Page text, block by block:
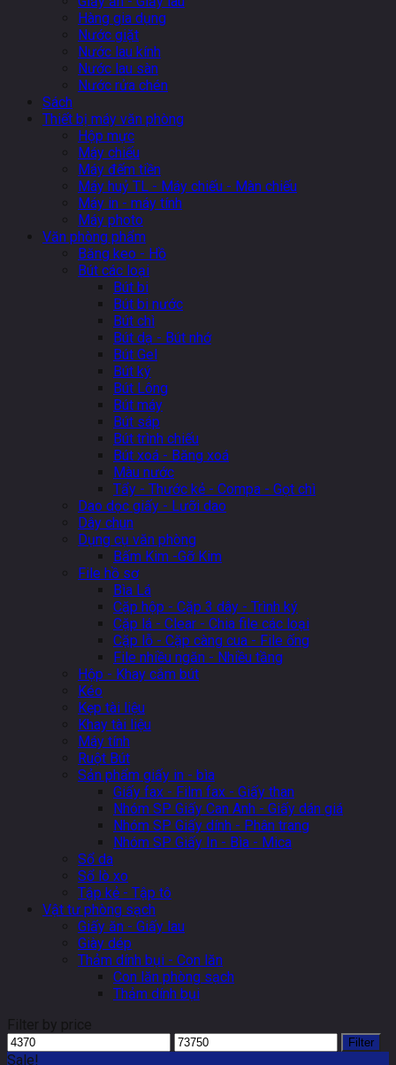
Hàng gia dụng
Nước giặt
Nước lau kính
Nước lau sàn
Nước rửa chén
Sách
Thiết bị máy văn phòng
Hộp mực
Máy chiếu
Máy đếm tiền
Máy huỷ TL - Máy chiếu - Màn chiếu
Máy in - máy tính
Máy photo
Văn phòng phẩm
Băng keo - Hồ
Bút các loại
Bút bi
Bút bi nước
Bút chì
Bút dạ - Bút nhớ
Bút Gel
Bút ký
Bút Lông
Bút máy
Bút sáp
Bút trình chiếu
Bút xoá - Băng xoá
Màu nước
Tẩy - Thước kẻ - Compa - Gọt chì
Dao dọc giấy - Lưỡi dao
Dây chun
Dụng cụ văn phòng
Bấm Kim -Gỡ Kim
File hồ sơ
Bìa Lá
Cặp hộp - Cặp 3 dây - Trình ký
Cặp lá - Clear - Chia file các loại
Cặp lỗ - Cặp càng cua - File ống
File nhiều ngăn - Nhiều tầng
Hộp - Khay cắm bút
Kéo
Kẹp tài liệu
Khay tài liệu
Máy tính
Ruột Bút
Sản phẩm giấy in - bìa
Giấy fax - Film fax - Giấy than
Nhóm SP Giấy Can Anh - Giấy dán giá
Nhóm SP Giấy dính - Phân trang
Nhóm SP Giấy In - Bìa - Mica
Sổ da
Sổ lò xo
Tập kẻ - Tập tô
Vật tư phòng sạch
Giấy ăn - Giấy lau
Giày dép
Thảm dính bụi - Con lăn
Con lăn phòng sạch
Thảm dính bụi
Filter by price
Filter
Sale!